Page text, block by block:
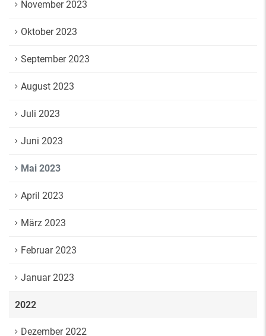
November 2023
Oktober 2023
September 2023
August 2023
Juli 2023
Juni 2023
Mai 2023
April 2023
März 2023
Februar 2023
Januar 2023
2022
Dezember 2022